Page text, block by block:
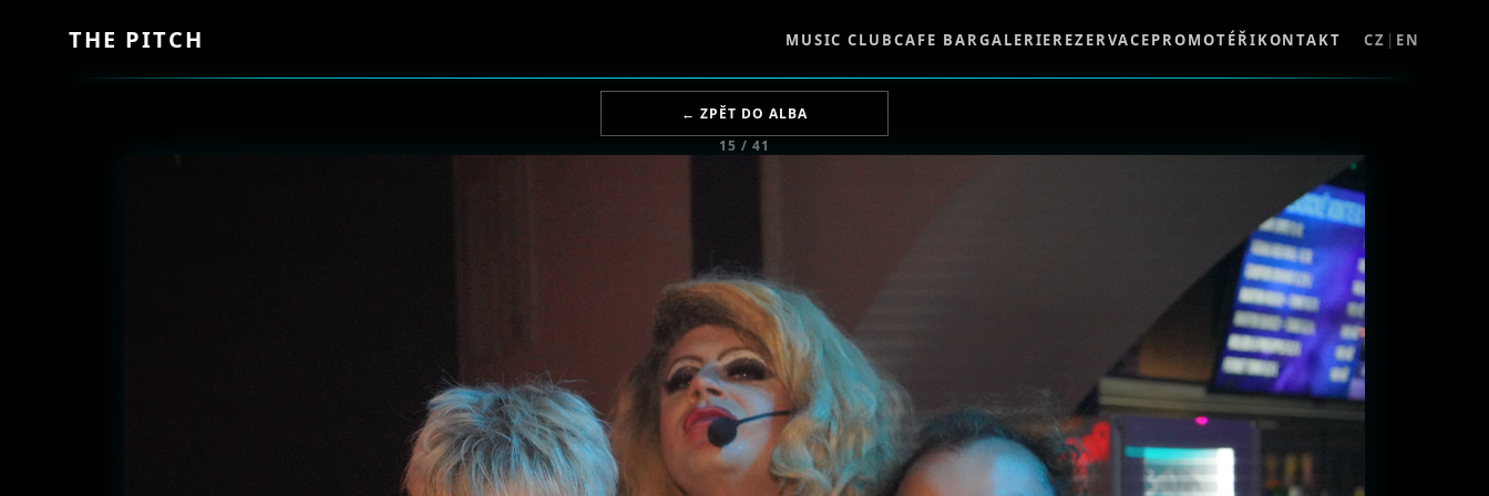
THE PITCH MUSIC CLUBCAFE BARGALERIEREZERVACEPROMOTÉŘIKONTAKT CZ | EN
← ZPĚT DO ALBA
15 / 41